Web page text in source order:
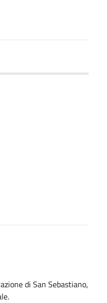
di San Sebastiano,